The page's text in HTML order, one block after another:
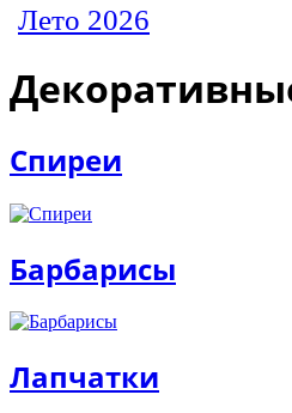
Лето 2026
Спиреи
Барбарисы
Лапчатки